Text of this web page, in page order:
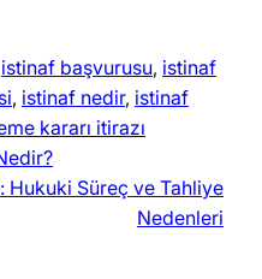
istinaf başvurusu, istinaf
, istinaf nedir, istinaf
kararı itirazı
Hukuki Süreç ve Tahliye
Nedenleri